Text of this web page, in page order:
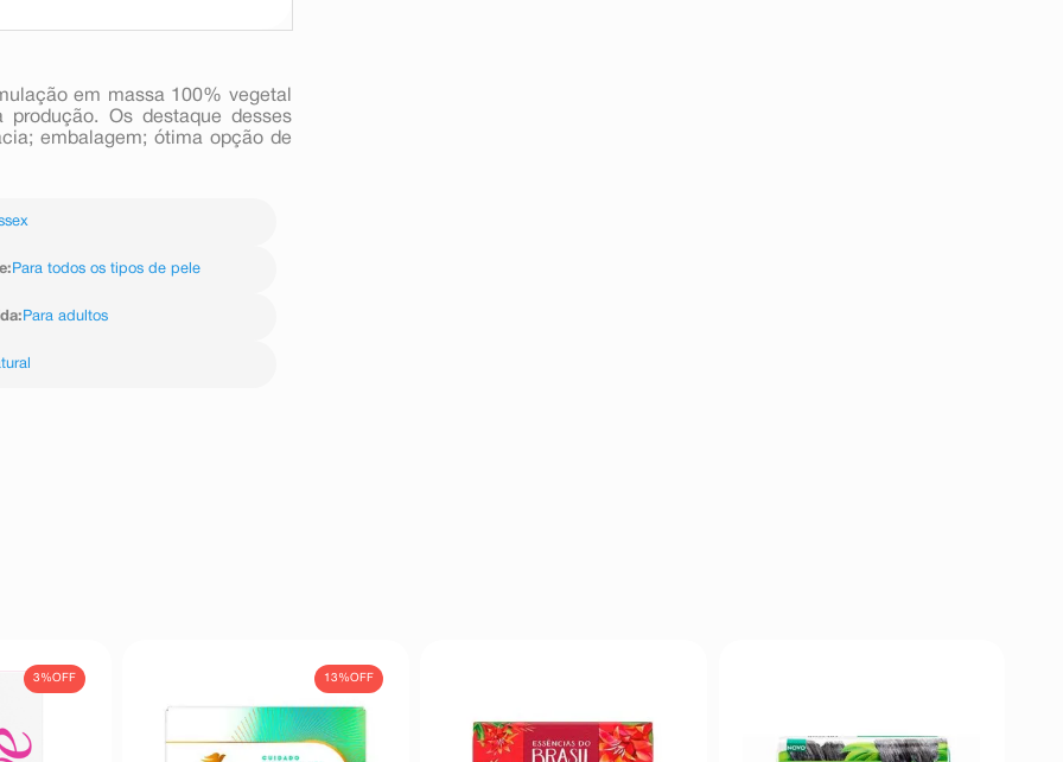
em massa 100% vegetal
Os destaque desses
embalagem; ótima opção de
: Para todos os tipos de pele
: Para adultos
3%OFF 13%OFF